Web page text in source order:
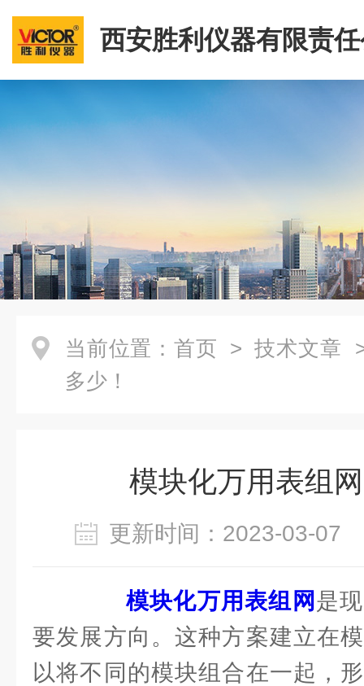
西安胜利仪器有限责
当前位置： 首页 > 技术文章
多少！
模块化万用表组
更新时间：2023-03-
模块化万用表组网 是
要发展方向。这种方案建立在
以将不同的模块组合在一起，